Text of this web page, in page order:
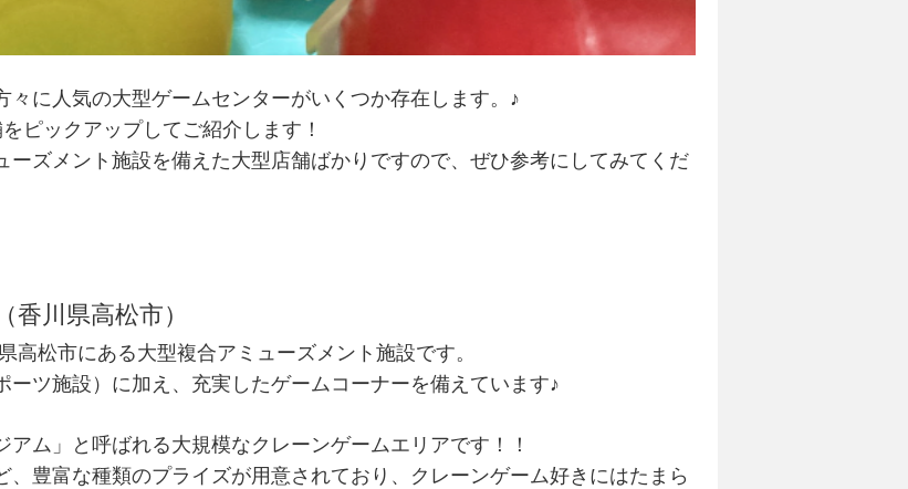
々に人気の大型ゲームセンターがいくつか存在します。♪
ピックアップしてご紹介します！
ーズメント施設を備えた大型店舗ばかりですので、ぜひ参考にしてみてくだ
川県高松市）
高松市にある大型複合アミューズメント施設です。
ツ施設）に加え、充実したゲームコーナーを備えています♪
ム」と呼ばれる大規模なクレーンゲームエリアです！！
豊富な種類のプライズが用意されており、クレーンゲーム好きにはたまら